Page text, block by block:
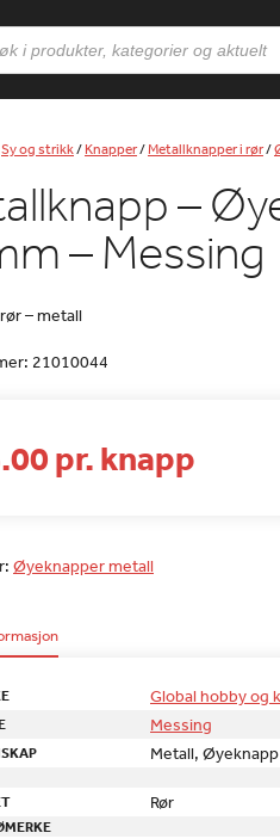
Sy og strikk/Knapper/Metallknapper i rør/
–
– Messing
– metall
21010044
pr. knapp
Øyeknapper metall
Global hobby og
Messing
Metall, Øyeknapp
Rør